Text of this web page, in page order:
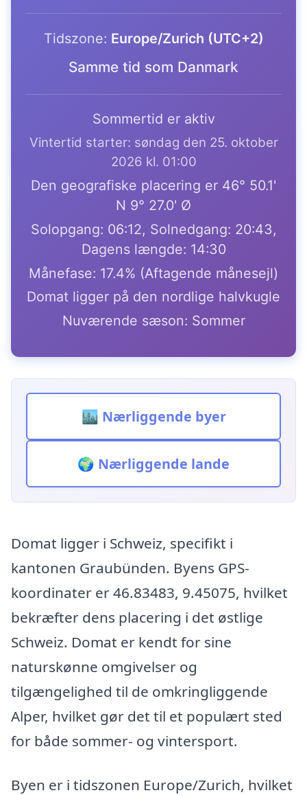
Tidszone: Europe/Zurich (UTC+2)
Samme tid som Danmark
Sommertid er aktiv
Vintertid starter: søndag den 25. oktober
2026 kl. 01:00
Den geografiske placering er 46° 50.1'
N 9° 27.0' Ø
Solopgang: 06:12, Solnedgang: 20:43,
Dagens længde: 14:30
Månefase: 17.4% (Aftagende månesejl)
Domat ligger på den nordlige halvkugle
Nuværende sæson: Sommer
🏙️ Nærliggende byer
🌍 Nærliggende lande
Domat ligger i Schweiz, specifikt i
kantonen Graubünden. Byens GPS-
koordinater er 46.83483, 9.45075, hvilket
bekræfter dens placering i det østlige
Schweiz. Domat er kendt for sine
naturskønne omgivelser og
tilgængelighed til de omkringliggende
Alper, hvilket gør det til et populært sted
for både sommer- og vintersport.
Byen er i tidszonen Europe/Zurich, hvilket